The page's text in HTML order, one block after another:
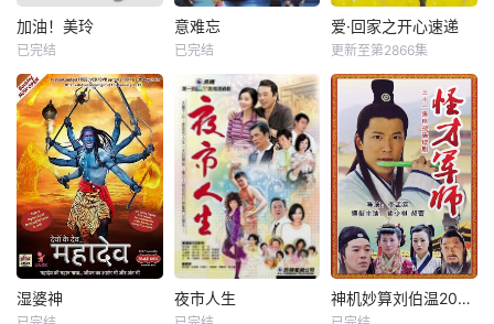
加油！美玲
已完结
意难忘
已完结
爱·回家之开心速递
更新至第2866集
湿婆神 夜市人生 神机妙算刘伯温2006